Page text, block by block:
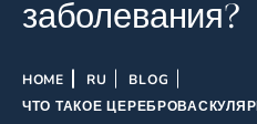
заболевания?
HOME RU
BLOG
ЧТО ТАКОЕ